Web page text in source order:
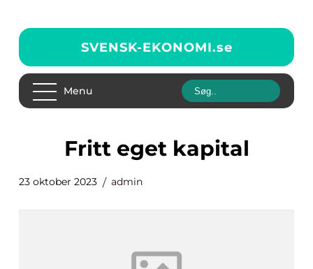
SVENSK-EKONOMI.se
Menu
fritt eget kapital
23 oktober 2023 admin